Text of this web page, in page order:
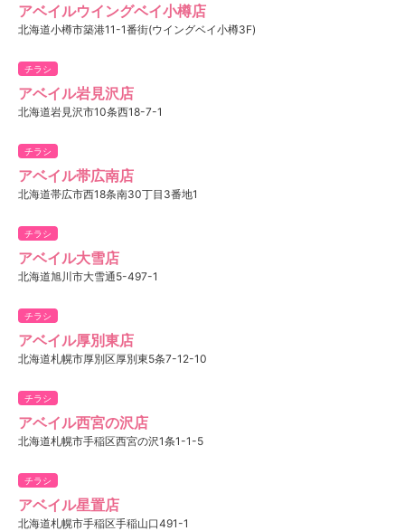
アベイルウイングベイ小樽店
北海道小樽市築港11-1番街(ウイングベイ小樽3F)
チラシ
アベイル岩見沢店
北海道岩見沢市10条西18-7-1
チラシ
アベイル帯広南店
北海道帯広市西18条南30丁目3番地1
チラシ
アベイル大雪店
北海道旭川市大雪通5-497-1
チラシ
アベイル厚別東店
北海道札幌市厚別区厚別東5条7-12-10
チラシ
アベイル西宮の沢店
北海道札幌市手稲区西宮の沢1条1-1-5
チラシ
アベイル星置店
北海道札幌市手稲区手稲山口491-1